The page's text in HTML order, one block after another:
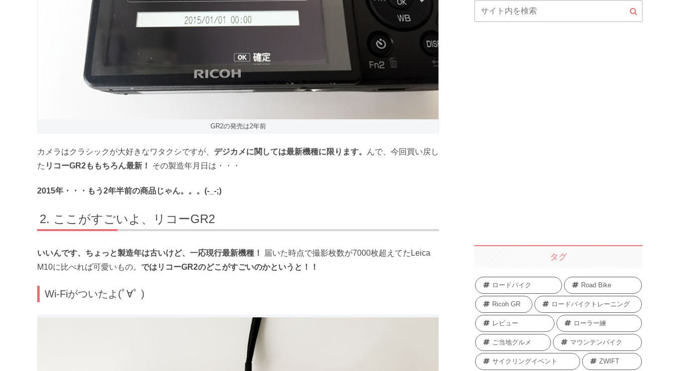
GR2の発売は2年前
カメラはクラシックが大好きなワタクシですが、 デジカメに関しては最新機種に限ります。
んで、今回買い戻し
た リコーGR2ももちろん最新！ その製造年月日は・・・
2015年・・・もう2年半前の商品じゃん。。。(-_-;)
ここがすごいよ、リコーGR2
いいんです、ちょっと製造年は古いけど、一応現行最新機種！
届いた時点で撮影枚数が7000枚超えてたLeica
M10に比べれば可愛いもの。 ではリコーGR2のどこがすごいのかというと！！
Wi-Fiがついたよ(ﾟ∀ﾟ )
タグ
ロードバイク Road Bike
Ricoh GR ロードバイクトレーニング
レビュー ローラー練
ご当地グルメ マウンテンバイク
サイクリングイベント ZWIFT